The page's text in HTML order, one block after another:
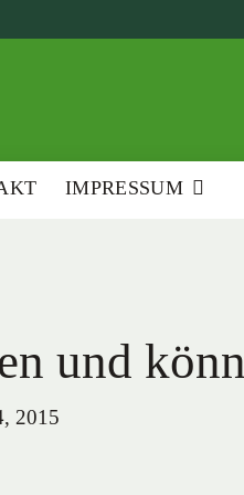
IMPRESSUM
und
2015